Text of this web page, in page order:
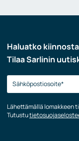
Haluatko
Tilaa Sarlinin
Lähettämällä lomakkeen
Tutustu